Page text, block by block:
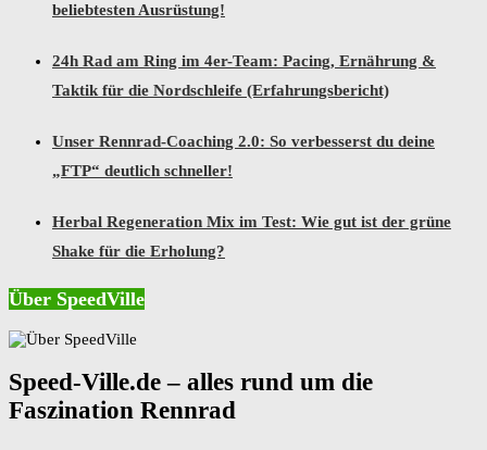
beliebtesten Ausrüstung!
24h Rad am Ring im 4er-Team: Pacing, Ernährung &
Taktik für die Nordschleife (Erfahrungsbericht)
Unser Rennrad-Coaching 2.0: So verbesserst du deine
„FTP“ deutlich schneller!
Herbal Regeneration Mix im Test: Wie gut ist der grüne
Shake für die Erholung?
Über SpeedVille
Speed-Ville.de – alles rund um die
Faszination Rennrad